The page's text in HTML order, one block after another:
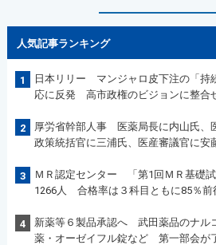
人気記事ランキング
1
日本リリー マンジャロ皮下注の「持
応に反発 高市政権のビジョンに整合
2
厚労省幹部人事 医薬局長に内山氏
政策統括官に三浦氏、医産審議官に安
3
ＭＲ認定センター 「第1回ＭＲ基礎
1266人 合格率は３科目ともに85％前
4
新薬等６製品承認へ 武田薬品のナル
薬・オーゼイフル錠など 第一部会が